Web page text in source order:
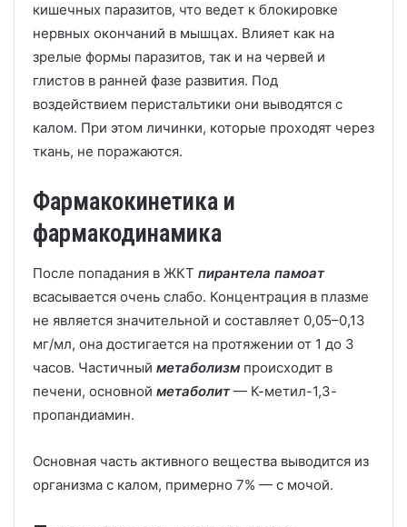
кишечных паразитов, что ведет к блокировке
нервных окончаний в мышцах. Влияет как на
зрелые формы паразитов, так и на червей и
глистов в ранней фазе развития. Под
воздействием перистальтики они выводятся с
калом. При этом личинки, которые проходят через
ткань, не поражаются.
Фармакокинетика и
фармакодинамика
После попадания в ЖКТ пирантела памоат
всасывается очень слабо. Концентрация в плазме
не является значительной и составляет 0,05–0,13
мг/мл, она достигается на протяжении от 1 до 3
часов. Частичный метаболизм происходит в
печени, основной метаболит — К-метил-1,3-
пропандиамин.
Основная часть активного вещества выводится из
организма с калом, примерно 7% — с мочой.